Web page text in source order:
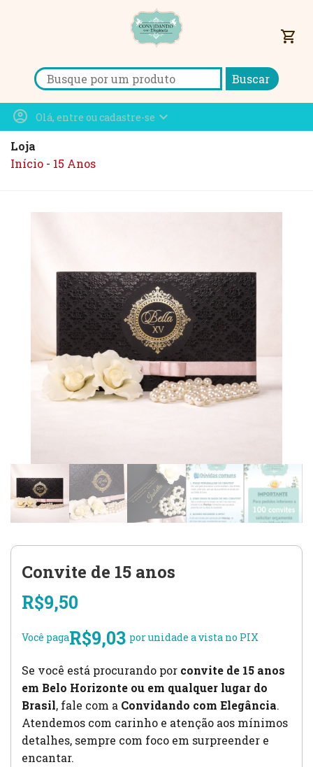
Search for:
shopping_cart
account_circle Olá, entre ou cadastre-se expand_more
Loja
Início - 15 Anos
Convite de 15 anos
R$9,50
Você pagaR$9,03 por unidade a vista no PIX
Se você está procurando por convite de 15 anos
em Belo Horizonte ou em qualquer lugar do
Brasil, fale com a Convidando com Elegância.
Atendemos com carinho e atenção aos mínimos
detalhes, sempre com foco em surpreender e
encantar.